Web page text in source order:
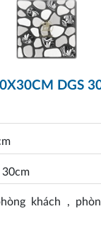
DGS
khách ,